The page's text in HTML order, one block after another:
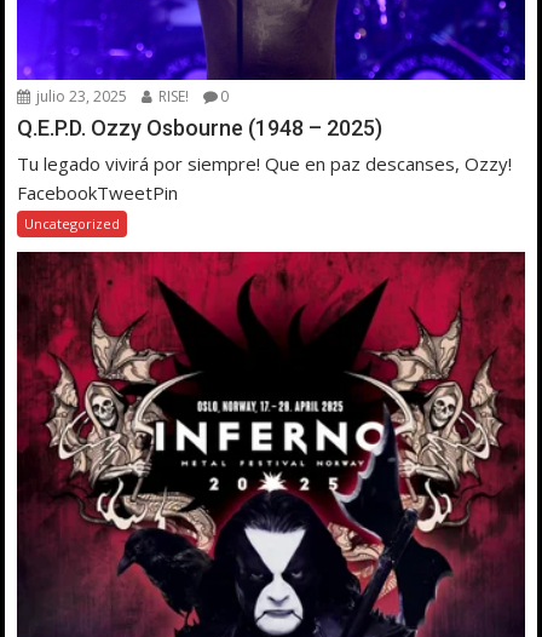
julio 23, 2025 RISE! 0
Q.E.P.D. Ozzy Osbourne (1948 – 2025)
Tu legado vivirá por siempre! Que en paz descanses, Ozzy!
FacebookTweetPin
Uncategorized